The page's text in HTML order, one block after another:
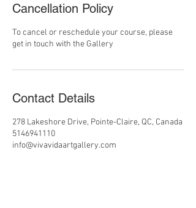
Cancellation Policy
To cancel or reschedule your course, please
get in touch with the Gallery
Contact Details
278 Lakeshore Drive, Pointe-Claire, QC, Canada
5146941110
info@vivavidaartgallery.com